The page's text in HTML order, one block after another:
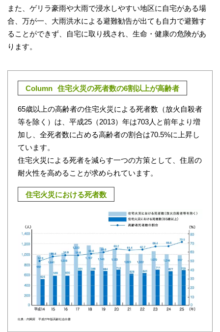
また、ゲリラ豪雨や大雨で浸水しやすい地区に自宅がある場
合、万が一、大雨洪水による避難勧告が出ても自力で避難す
ることができず、自宅に取り残され、生命・健康の危険があ
ります。
Column 住宅火災の死者数の6割以上が高齢者
65歳以上の高齢者の住宅火災による死者数（放火自殺者
等を除く）は、平成25（2013）年は703人と前年より増
加し、全死者数に占める高齢者の割合は70.5%に上昇し
ています。
住宅火災による死者を減らす一つの方策として、住居の
耐火性を高めることが求められています。
住宅火災における死者数
出典：内閣府 平成27年版高齢社会白書